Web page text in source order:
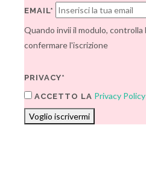
EMAIL*
Quando invii il modulo, controlla
confermare l'iscrizione
PRIVACY*
ACCETTO LA Privacy Policy
Voglio iscrivermi